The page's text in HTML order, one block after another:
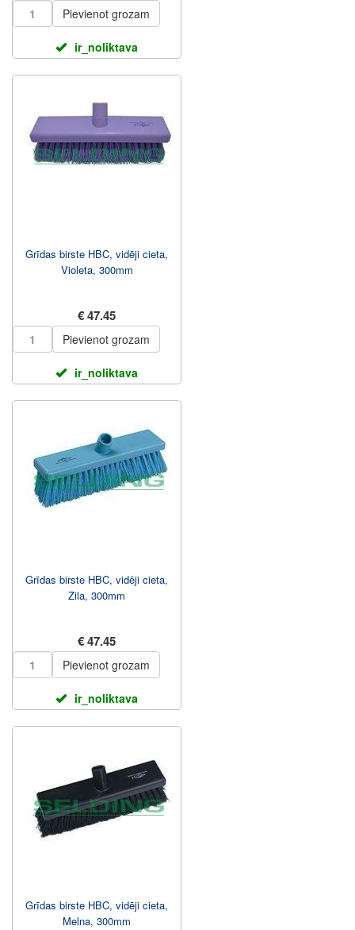
Pievienot grozam
ir_noliktava
Grīdas birste HBC, vidēji cieta,
Violeta, 300mm
€ 47.45
Pievienot grozam
ir_noliktava
Grīdas birste HBC, vidēji cieta,
Zila, 300mm
€ 47.45
Pievienot grozam
ir_noliktava
Grīdas birste HBC, vidēji cieta,
Melna, 300mm